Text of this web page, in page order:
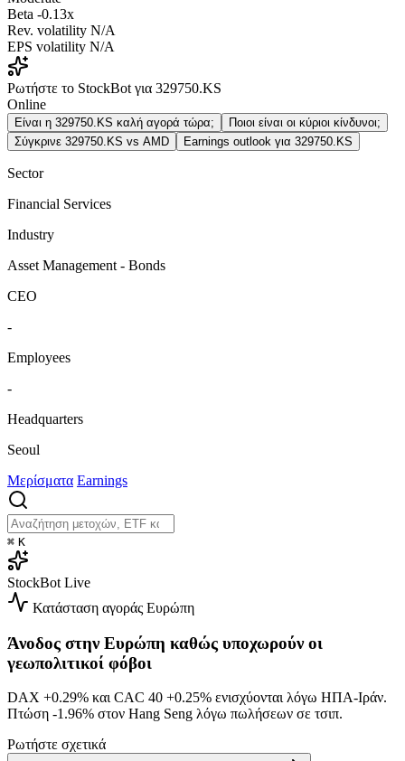
Beta -0.13x
Rev. volatility N/A
EPS volatility N/A
Ρωτήστε το StockBot για 329750.KS
Online
Είναι η 329750.KS καλή αγορά τώρα;
Ποιοι είναι οι κύριοι κίνδυνοι;
Σύγκρινε 329750.KS vs AMD
Earnings outlook για 329750.KS
Sector
Financial Services
Industry
Asset Management - Bonds
CEO
-
Employees
-
Headquarters
Seoul
Μερίσματα Earnings
⌘ K
StockBot Live
Κατάσταση αγοράς Ευρώπη
Άνοδος στην Ευρώπη καθώς υποχωρούν οι
γεωπολιτικοί φόβοι
DAX +0.29% και CAC 40 +0.25% ενισχύονται λόγω ΗΠΑ-Ιράν.
Πτώση -1.96% στον Hang Seng λόγω πωλήσεων σε τσιπ.
Ρωτήστε σχετικά